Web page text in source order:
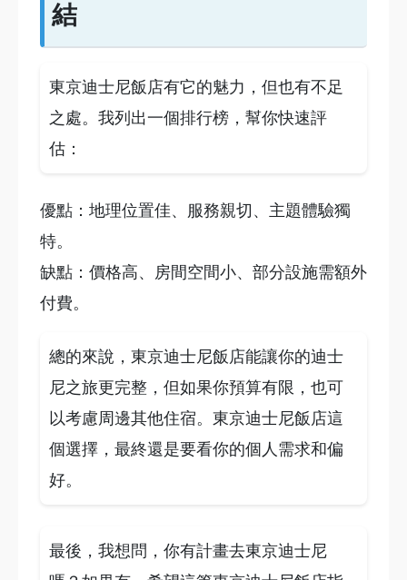
結
東京迪士尼飯店有它的魅力，但也有不足
之處。我列出一個排行榜，幫你快速評
估：
優點：地理位置佳、服務親切、主題體驗獨
特。
缺點：價格高、房間空間小、部分設施需額外
付費。
總的來說，東京迪士尼飯店能讓你的迪士
尼之旅更完整，但如果你預算有限，也可
以考慮周邊其他住宿。東京迪士尼飯店這
個選擇，最終還是要看你的個人需求和偏
好。
最後，我想問，你有計畫去東京迪士尼